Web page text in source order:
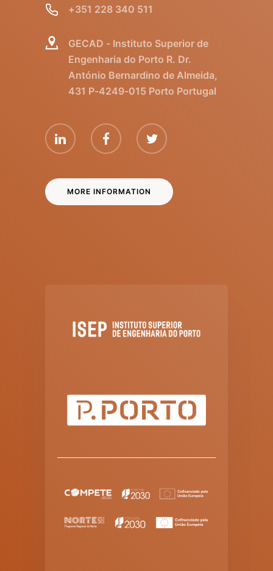
+351 228 340 511
GECAD - Instituto Superior de
Engenharia do Porto R. Dr.
António Bernardino de Almeida,
431 P-4249-015 Porto Portugal
MORE INFORMATION